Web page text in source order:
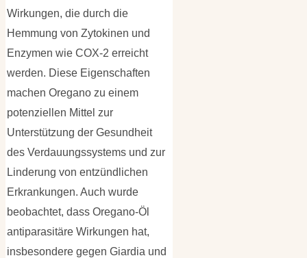
Wirkungen, die durch die
Hemmung von Zytokinen und
Enzymen wie COX-2 erreicht
werden. Diese Eigenschaften
machen Oregano zu einem
potenziellen Mittel zur
Unterstützung der Gesundheit
des Verdauungssystems und zur
Linderung von entzündlichen
Erkrankungen. Auch wurde
beobachtet, dass Oregano-Öl
antiparasitäre Wirkungen hat,
insbesondere gegen Giardia und